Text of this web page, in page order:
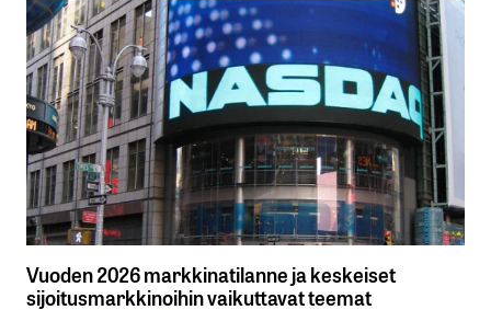
Vuoden 2026 markkinatilanne ja keskeiset
sijoitusmarkkinoihin vaikuttavat teemat